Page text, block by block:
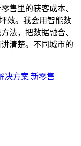
售里的获客成本、
效。我会用智能数
法，把数据融合、
清楚。不同城市的
决方案 新零售